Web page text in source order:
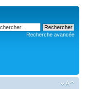
Recherche avancée